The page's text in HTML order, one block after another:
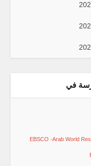
في
EBSCO -Arab World